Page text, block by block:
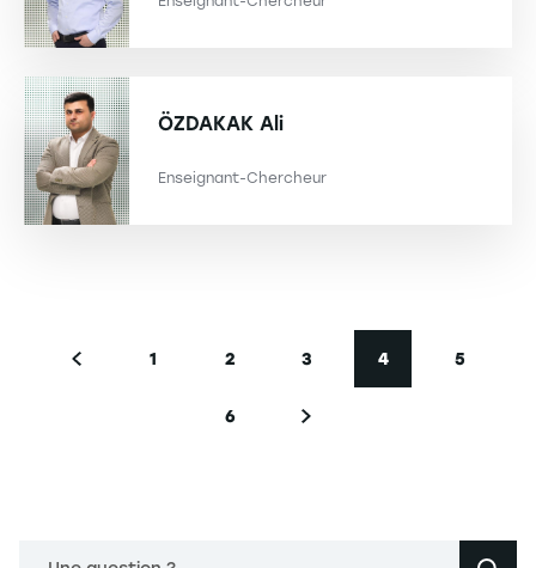
ÖZDAKAK Ali
Enseignant-Chercheur
Page précédente
Page
1
Page
2
Page
3
Page courante
4
Page
5
Page
6
Page suivante